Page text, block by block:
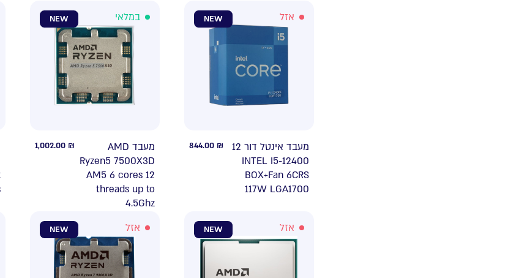
NEW אזל
מעבד אינטל דור 12
INTEL I5-12400
BOX+Fan 6CRS
117W LGA1700
844.00 ₪
NEW במלאי
מעבד AMD
Ryzen5 7500X3D
AM5 6 cores 12
threads up to
4.5Ghz
1,002.00 ₪
NEW אזל NEW אזל